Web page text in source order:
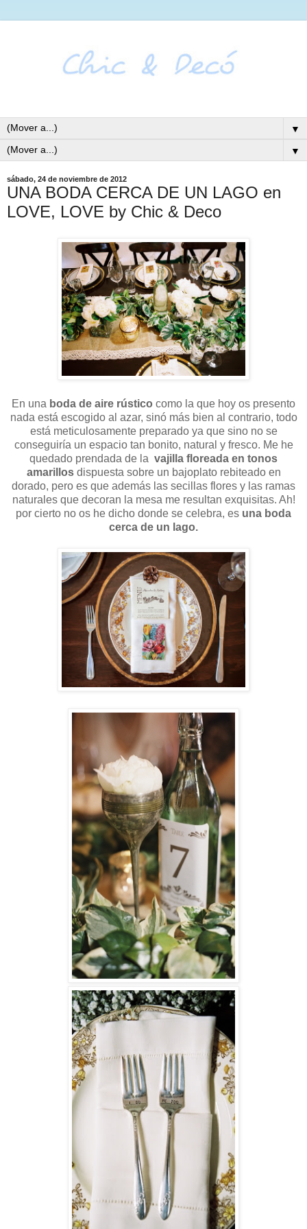
▼
▼
sábado, 24 de noviembre de 2012
UNA BODA CERCA DE UN LAGO en
LOVE, LOVE by Chic & Deco
En una boda de aire rústico como la que hoy os presento
nada está escogido al azar, sinó más bien al contrario, todo
está meticulosamente preparado ya que sino no se
conseguiría un espacio tan bonito, natural y fresco. Me he
quedado prendada de la vajilla floreada en tonos
amarillosdispuesta sobre un bajoplato rebiteado en
dorado, pero es que además las secillas flores y las ramas
naturales que decoran la mesa me resultan exquisitas. Ah!
por cierto no os he dicho donde se celebra, es una boda
cerca de un lago.